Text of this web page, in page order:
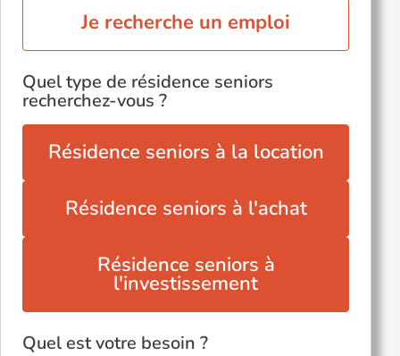
Je recherche un emploi
Quel type de résidence seniors
recherchez-vous ?
Résidence seniors à la location
Résidence seniors à l'achat
Résidence seniors à
l'investissement
Quel est votre besoin ?